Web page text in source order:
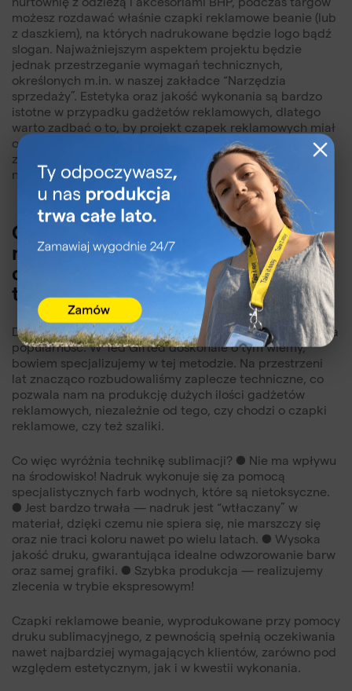
możesz rozdawać właśnie czapki reklamowe beanie (lub
z daszkiem), na których nadrukowane będzie logo bądź
slogan. Najważniejszym aspektem projektu będzie
jednak przestrzeganie wymagań technicznych,
określonych m.in. w naszej zakładce “Narzędzia
sprzedaży”. Estetyka oraz jakość wykonania są bardzo
istotne w przypadku gadżetów reklamowych, dlatego
warto zadbać o to, by projekt czapek reklamowych miał
odpowiednio zaznaczone spady, kolory określone
zgodnie ze wzornikiem Pantone Solid Coated, a także
nadruk zaplanowany w odpowiednim miejscu.
Czapki reklamowe beanie z
nadrukiem sublimacyjnym —
dlaczego warto wybrać właśnie tę
technikę znakowania?
Druk sublimacyjny ma wiele zalet, stąd też jego ogromna
popularność. W Ted Gifted doskonale o tym wiemy,
bowiem specjalizujemy w tej metodzie. Na przestrzeni
lat znacząco rozbudowaliśmy zaplecze techniczne, co
pozwala nam na produkcję dużych ilości gadżetów
reklamowych, niezależnie od tego, czy chodzi o czapki
reklamowe, czy też szaliki.
Co więc wyróżnia technikę sublimacji? ● Nie ma wpływu
na środowisko! Nadruk wykonuje się za pomocą
specjalistycznych farb wodnych, które są nietoksyczne.
● Jest bardzo trwała — nadruk jest “wtłaczany” w
materiał, dzięki czemu nie spiera się, nie marszczy się
oraz nie traci koloru nawet po wielu latach. ● Wysoka
jakość druku, gwarantująca idealne odwzorowanie barw
oraz samej grafiki. ● Szybka produkcja — realizujemy
zlecenia w trybie ekspresowym!
Czapki reklamowe beanie, wyprodukowane przy pomocy
druku sublimacyjnego, z pewnością spełnią oczekiwania
nawet najbardziej wymagających klientów, zarówno pod
względem estetycznym, jak i w kwestii wykonania.